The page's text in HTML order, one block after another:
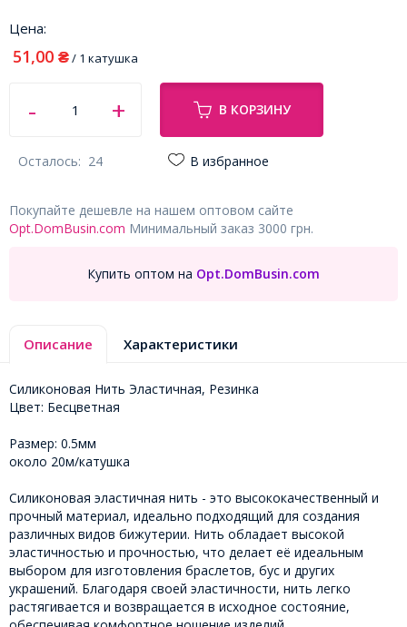
Цена:
51,00 ₴/ 1 катушка
В КОРЗИНУ
Осталось: 24 В избранное
Покупайте дешевле на нашем оптовом сайте
Opt.DomBusin.com Минимальный заказ 3000 грн.
Купить оптом на Opt.DomBusin.com
Описание Характеристики
Силиконовая Нить Эластичная, Резинка
Цвет: Бесцветная
Размер: 0.5мм
около 20м/катушка
Силиконовая эластичная нить - это высококачественный и
прочный материал, идеально подходящий для создания
различных видов бижутерии. Нить обладает высокой
эластичностью и прочностью, что делает её идеальным
выбором для изготовления браслетов, бус и других
украшений. Благодаря своей эластичности, нить легко
растягивается и возвращается в исходное состояние,